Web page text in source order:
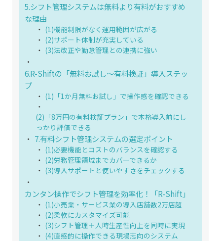
5.シフト管理システムは無料より有料がおすすめ
な理由
(1)機能制限がなく運用範囲が広がる
(2)サポート体制が充実している
(3)法改正や勤怠管理との連携に強い
6.R-Shiftの「無料お試し〜有料検証」導入ステッ
プ
(1)「1か月無料お試し」で操作感を確認できる
(2)「8万円の有料検証プラン」で本格導入前にし
っかり評価できる
7.有料シフト管理システムの選定ポイント
(1)必要機能とコストのバランスを確認する
(2)労務管理領域までカバーできるか
(3)導入サポートと使いやすさをチェックする
カンタン操作でシフト管理を効率化！「R-Shift」
(1)小売業・サービス業の導入店舗数2万店超
(2)柔軟にカスタマイズ可能
(3)シフト管理＋人時生産性向上を同時に実現
(4)直感的に操作できる現場志向のシステム